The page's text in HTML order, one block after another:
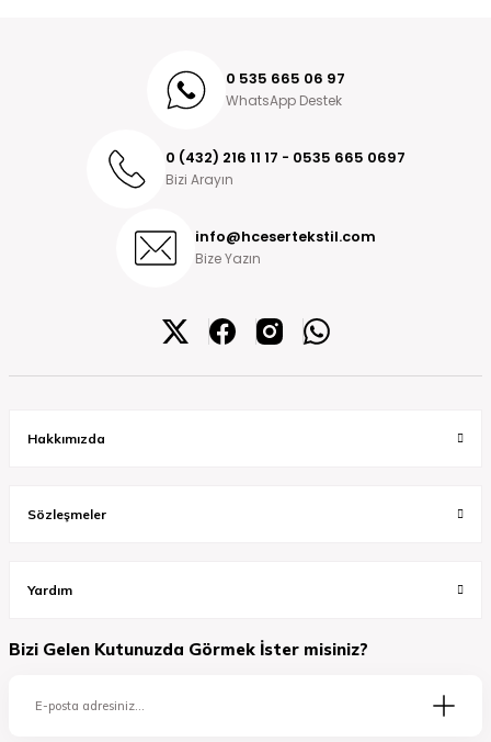
0 535 665 06 97
WhatsApp Destek
0 (432) 216 11 17 - 0535 665 0697
Bizi Arayın
info@hcesertekstil.com
Bize Yazın
Hakkımızda
Sözleşmeler
Yardım
Bizi Gelen Kutunuzda Görmek İster misiniz?